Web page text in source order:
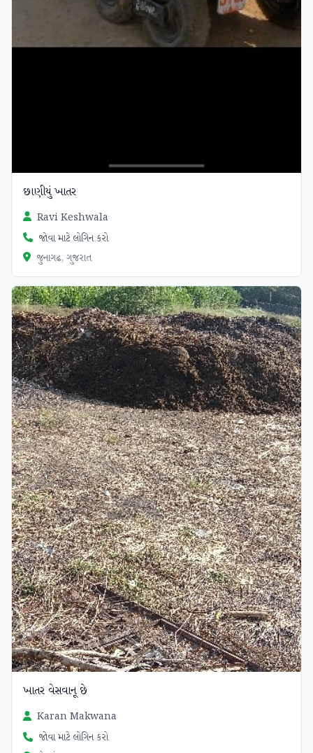
છાણીયું ખાતર
Ravi Keshwala
જોવા માટે લોગિન કરો
જુનાગઢ, ગુજરાત
ખાતર વેસવાનૂ છે
Karan Makwana
જોવા માટે લોગિન કરો